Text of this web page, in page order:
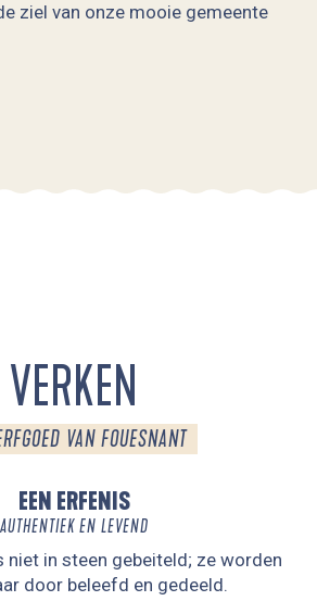
ziel van onze mooie gemeente
VERKEN
VAN FOUESNANT
EEN ERFENIS
AUTHENTIEK EN LEVEND
niet in steen gebeiteld; ze worden
door beleefd en gedeeld.